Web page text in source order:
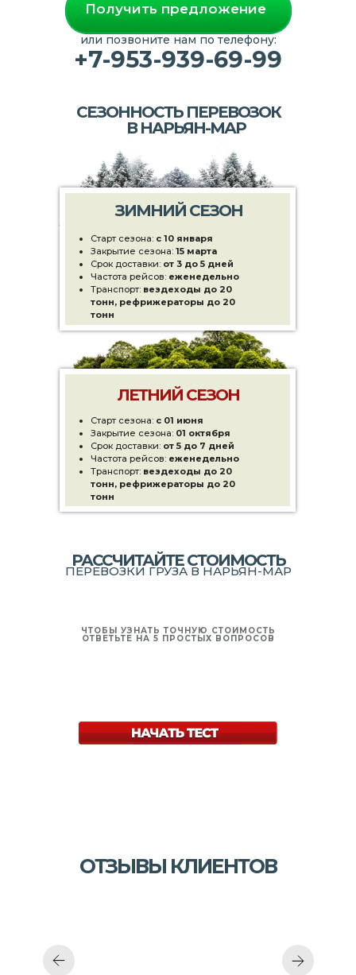
Получить предложение
или позвоните нам по телефону:
+7-953-939-69-99
СЕЗОННОСТЬ ПЕРЕВОЗОК
В НАРЬЯН-МАР
ЗИМНИЙ СЕЗОН
Старт сезона: с 10 января
Закрытие сезона: 15 марта
Срок доставки: от 3 до 5 дней
Частота рейсов: еженедельно
Транспорт: вездеходы до 20
тонн, рефрижераторы до 20
тонн
ЛЕТНИЙ СЕЗОН
Старт сезона: с 01 июня
Закрытие сезона: 01 октября
Срок доставки: от 5 до 7 дней
Частота рейсов: еженедельно
Транспорт: вездеходы до 20
тонн, рефрижераторы до 20
тонн
ЧТОБЫ УЗНАТЬ ТОЧНУЮ СТОИМОСТЬ
ОТВЕТЬТЕ НА 5 ПРОСТЫХ ВОПРОСОВ
ПЕРЕВОЗКИ ГРУЗА В НАРЬЯН-МАР
РАССЧИТАЙТЕ СТОИМОСТЬ
ОТЗЫВЫ КЛИЕНТОВ